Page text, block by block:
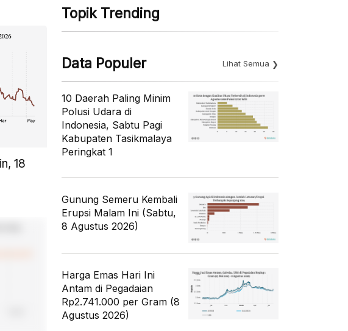
18
Topik Trending
Data Populer Lihat Semua
10 Daerah Paling Minim
Polusi Udara di
Indonesia, Sabtu Pagi
Kabupaten Tasikmalaya
Peringkat 1
Gunung Semeru Kembali
Erupsi Malam Ini (Sabtu,
8 Agustus 2026)
Harga Emas Hari Ini
Antam di Pegadaian
Rp2.741.000 per Gram (8
Agustus 2026)